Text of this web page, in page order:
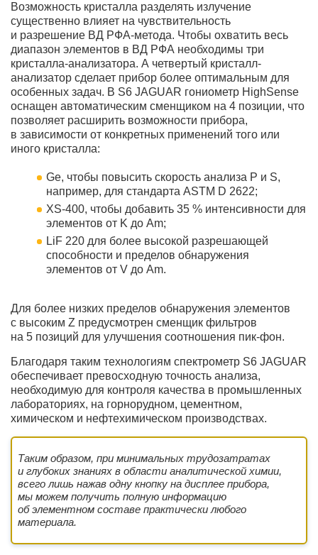
Возможность кристалла разделять излучение
существенно влияет на чувствительность
и разрешение ВД РФА-метода. Чтобы охватить весь
диапазон элементов в ВД РФА необходимы три
кристалла-анализатора. А четвертый кристалл-
анализатор сделает прибор более оптимальным для
особенных задач. В S6 JAGUAR гониометр HighSense
оснащен автоматическим сменщиком на 4 позиции, что
позволяет расширить возможности прибора,
в зависимости от конкретных применений того или
иного кристалла:
Ge, чтобы повысить скорость анализа P и S,
например, для стандарта ASTM D 2622;
XS-400, чтобы добавить 35 % интенсивности для
элементов от K до Am;
LiF 220 для более высокой разрешающей
способности и пределов обнаружения
элементов от V до Am.
Для более низких пределов обнаружения элементов
с высоким Z предусмотрен сменщик фильтров
на 5 позиций для улучшения соотношения пик-фон.
Благодаря таким технологиям спектрометр S6 JAGUAR
обеспечивает превосходную точность анализа,
необходимую для контроля качества в промышленных
лабораториях, на горнорудном, цементном,
химическом и нефтехимическом производствах.
Таким образом, при минимальных трудозатратах
и глубоких знаниях в области аналитической химии,
всего лишь нажав одну кнопку на дисплее прибора,
мы можем получить полную информацию
об элементном составе практически любого
материала.